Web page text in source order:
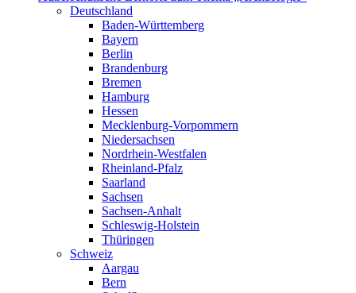
Deutschland
Baden-Württemberg
Bayern
Berlin
Brandenburg
Bremen
Hamburg
Hessen
Mecklenburg-Vorpommern
Niedersachsen
Nordrhein-Westfalen
Rheinland-Pfalz
Saarland
Sachsen
Sachsen-Anhalt
Schleswig-Holstein
Thüringen
Schweiz
Aargau
Bern